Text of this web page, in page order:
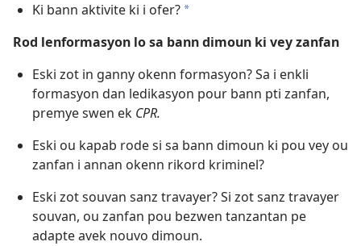
Ki bann aktivite ki i ofer? a
Rod lenformasyon lo sa bann dimoun ki vey zanfan
Eski zot in ganny okenn formasyon? Sa i enkli
formasyon dan ledikasyon pour bann pti zanfan,
premye swen ek CPR.
Eski ou kapab rode si sa bann dimoun ki pou vey ou
zanfan i annan okenn rikord kriminel?
Eski zot souvan sanz travayer? Si zot sanz travayer
souvan, ou zanfan pou bezwen tanzantan pe
adapte avek nouvo dimoun.